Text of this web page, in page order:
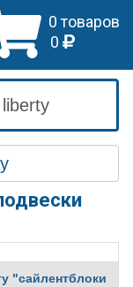
0 товаров
0
"сайлентблоки